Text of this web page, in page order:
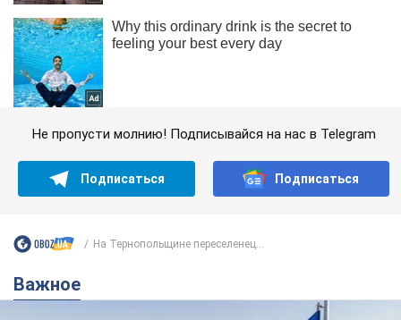
Не пропусти молнию! Подписывайся на нас в Telegram
Подписаться Подписаться
На Тернопольщине переселенец...
Важное